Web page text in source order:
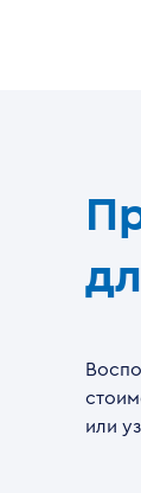
или